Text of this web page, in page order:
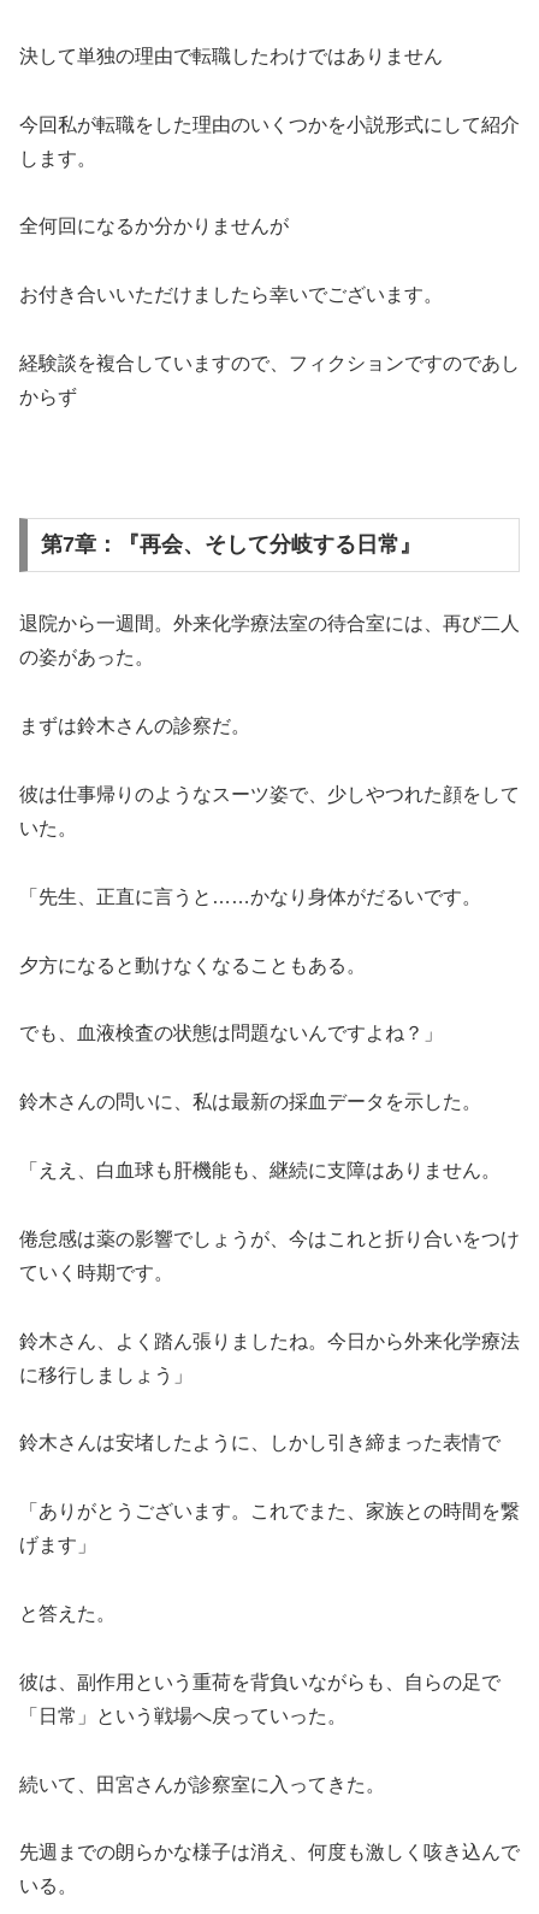
決して単独の理由で転職したわけではありません
今回私が転職をした理由のいくつかを小説形式にして紹介
します。
全何回になるか分かりませんが
お付き合いいただけましたら幸いでございます。
経験談を複合していますので、フィクションですのであし
からず
第7章：『再会、そして分岐する日常』
退院から一週間。外来化学療法室の待合室には、再び二人
の姿があった。
まずは鈴木さんの診察だ。
彼は仕事帰りのようなスーツ姿で、少しやつれた顔をして
いた。
「先生、正直に言うと……かなり身体がだるいです。
夕方になると動けなくなることもある。
でも、血液検査の状態は問題ないんですよね？」
鈴木さんの問いに、私は最新の採血データを示した。
「ええ、白血球も肝機能も、継続に支障はありません。
倦怠感は薬の影響でしょうが、今はこれと折り合いをつけ
ていく時期です。
鈴木さん、よく踏ん張りましたね。今日から外来化学療法
に移行しましょう」
鈴木さんは安堵したように、しかし引き締まった表情で
「ありがとうございます。これでまた、家族との時間を繋
げます」
と答えた。
彼は、副作用という重荷を背負いながらも、自らの足で
「日常」という戦場へ戻っていった。
続いて、田宮さんが診察室に入ってきた。
先週までの朗らかな様子は消え、何度も激しく咳き込んで
いる。